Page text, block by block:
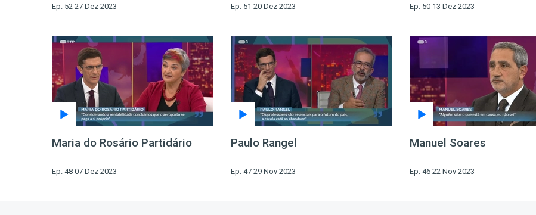
Ep. 52 27 Dez 2023 Ep. 51 20 Dez 2023 Ep. 50 13 Dez 2023
Maria do Rosário Partidário
Ep. 48 07 Dez 2023
Paulo Rangel
Ep. 47 29 Nov 2023
Manuel Soares
Ep. 46 22 Nov 2023